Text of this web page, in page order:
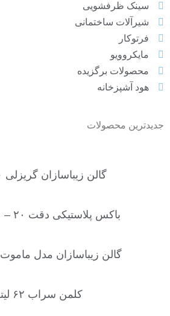
سینک ظرفشویی
شیرآلات ساختمانی
فرتوکار
مایکروویو
محصولات برگزیده
هود آشپزخانه
جدیدترین محصولات
گالن زیباسازان گریزلی ۱۰ – ۲۰ لیتری
باکس پلاستیکی دقت ۲۰ – ۴۰ – ۸۰ – ۱۲۰...
گالن زیباسازان مدل ماموت ۵ – ۱۰ – ۲۰ لیتر
کلمن سراب ۶۲ لیتر دوشیر